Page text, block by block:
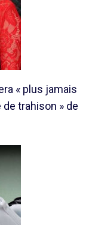
« plus jamais
trahison » de